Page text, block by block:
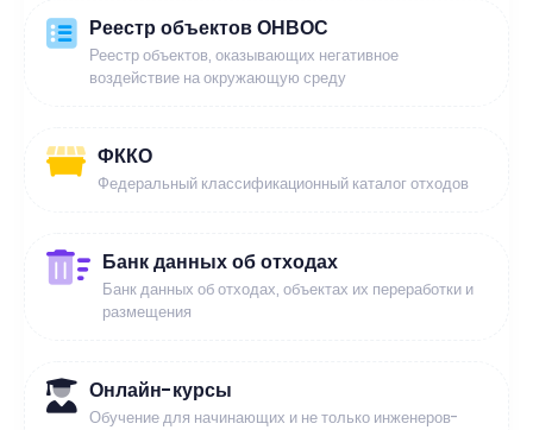
Реестр объектов ОНВОС
Реестр объектов, оказывающих негативное
воздействие на окружающую среду
ФККО
Федеральный классификационный каталог отходов
Банк данных об отходах
Банк данных об отходах, объектах их переработки и
размещения
Онлайн-курсы
Обучение для начинающих и не только инженеров-